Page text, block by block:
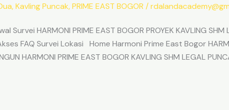
,Kavling Puncak,PRIME EAST BOGOR /
Survei HARMONI PRIME EAST BOGOR PROYEK KAVLING
FAQ Survei Lokasi Home Harmoni Prime East Bogor
HARMONI PRIME EAST BOGOR KAVLING SHM LEGAL